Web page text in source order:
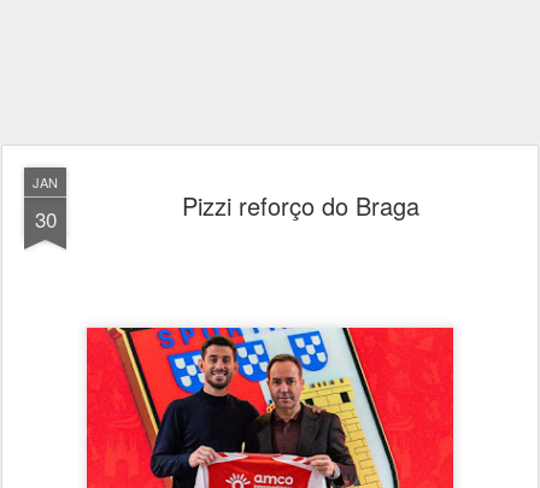
JAN
30 Pizzi reforço do Braga